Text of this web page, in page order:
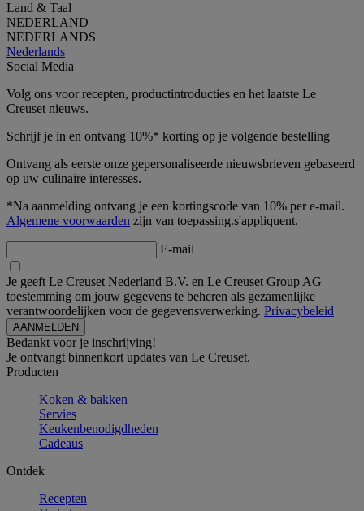
Land & Taal
NEDERLAND
NEDERLANDS
Nederlands
Social Media
Volg ons voor recepten, productintroducties en het laatste Le
Creuset nieuws.
Schrijf je in en ontvang 10%* korting op je volgende bestelling
Ontvang als eerste onze gepersonaliseerde nieuwsbrieven gebaseerd
op uw culinaire interesses.
*Na aanmelding ontvang je een kortingscode van 10% per e-mail.
Algemene voorwaarden zijn van toepassing.s'appliquent.
E-mail
Je geeft Le Creuset Nederland B.V. en Le Creuset Group AG
toestemming om jouw gegevens te beheren als gezamenlijke
verantwoordelijken voor de gegevensverwerking. Privacybeleid
Bedankt voor je inschrijving!
Je ontvangt binnenkort updates van Le Creuset.
Producten
Koken & bakken
Servies
Keukenbenodigdheden
Cadeaus
Ontdek
Recepten